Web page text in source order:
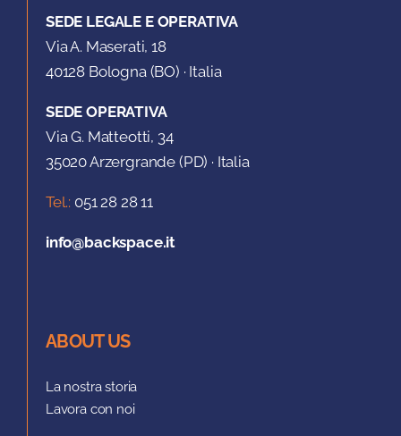
SEDE LEGALE E OPERATIVA
Via A. Maserati, 18
40128 Bologna (BO) · Italia
SEDE OPERATIVA
Via G. Matteotti, 34
35020 Arzergrande (PD) · Italia
Tel.: 051 28 28 11
info@backspace.it
ABOUT US
La nostra storia
Lavora con noi